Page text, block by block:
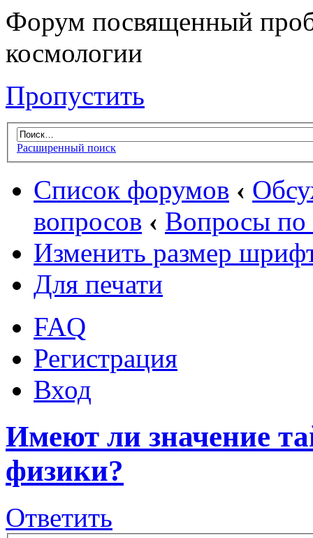
Форум посвященный
космологии
Пропустить
Расширенный поиск
Список форумов ‹
вопросов ‹ Вопросы по
Изменить размер
Для печати
FAQ
Регистрация
Вход
Имеют ли значение
физики?
Ответить